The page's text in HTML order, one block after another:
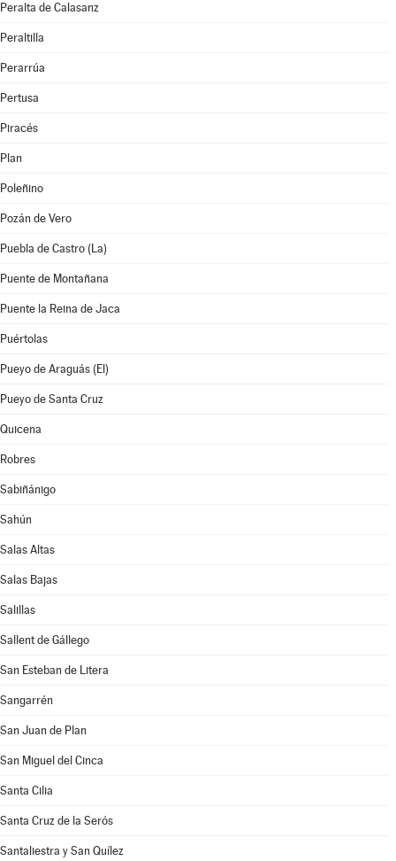
Peralta de Calasanz
Peraltilla
Perarrúa
Pertusa
Piracés
Plan
Poleñino
Pozán de Vero
Puebla de Castro (La)
Puente de Montañana
Puente la Reina de Jaca
Puértolas
Pueyo de Araguás (El)
Pueyo de Santa Cruz
Quicena
Robres
Sabiñánigo
Sahún
Salas Altas
Salas Bajas
Salillas
Sallent de Gállego
San Esteban de Litera
Sangarrén
San Juan de Plan
San Miguel del Cinca
Santa Cilia
Santa Cruz de la Serós
Santaliestra y San Quílez